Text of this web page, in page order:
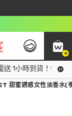
0
送 1小時到貨！領神
甜蜜誘惑女性淡香水(